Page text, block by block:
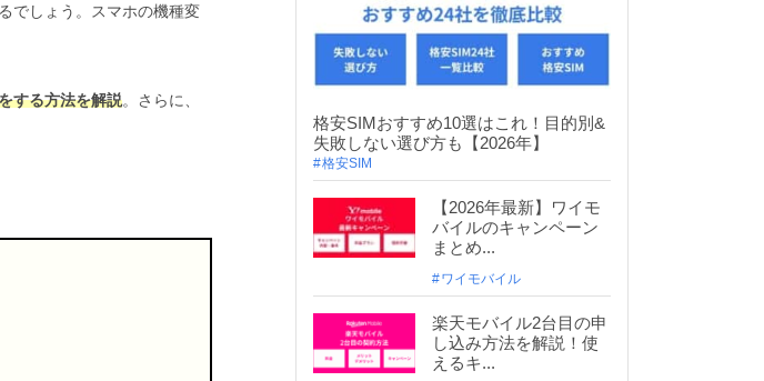
でしょう。スマホの機種変
する方法を解説。さらに、
格安SIMおすすめ10選はこれ！目的別&
失敗しない選び方も【2026年】
格安SIM
【2026年最新】ワイモ
バイルのキャンペーン
まとめ...
ワイモバイル
楽天モバイル2台目の申
し込み方法を解説！使
えるキ...